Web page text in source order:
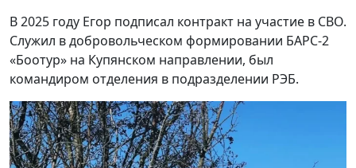
В 2025 году Егор подписал контракт на участие в СВО.
Служил в добровольческом формировании БАРС-2
«Боотур» на Купянском направлении, был
командиром отделения в подразделении РЭБ.